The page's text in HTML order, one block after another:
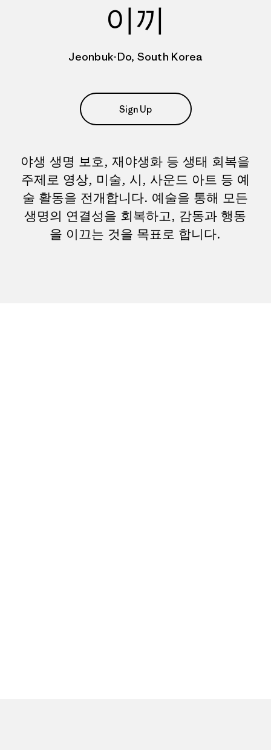
이끼
Jeonbuk-Do, South Korea
Sign Up
야생 생명 보호, 재야생화 등 생태 회복을
주제로 영상, 미술, 시, 사운드 아트 등 예
술 활동을 전개합니다. 예술을 통해 모든
생명의 연결성을 회복하고, 감동과 행동
을 이끄는 것을 목표로 합니다.